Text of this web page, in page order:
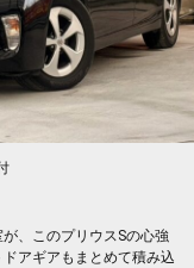
、このプリウスSの心強
アギアもまとめて積み込